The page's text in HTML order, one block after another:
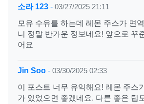
소라 123 - 03/27/2025 21:11
모유 수유를 하는데 레몬 주스가 면
니 정말 반가운 정보네요! 앞으로 꾸
어요
Jin Soo - 03/30/2025 02:33
이 포스트 너무 유익해요! 레몬 주스
가 있었으면 좋겠네요. 다른 좋은 팁